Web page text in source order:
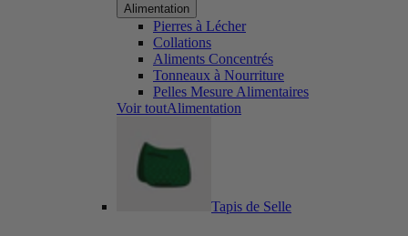
Alimentation
Pierres à Lécher
Collations
Aliments Concentrés
Tonneaux à Nourriture
Pelles Mesure Alimentaires
Voir toutAlimentation
Tapis de Selle